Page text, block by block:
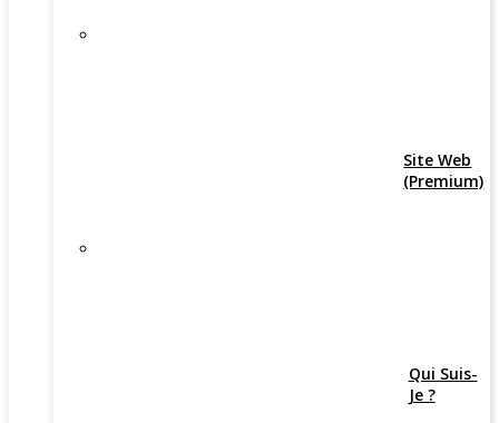
Site Web
(Premium)
Qui Suis-
Je ?